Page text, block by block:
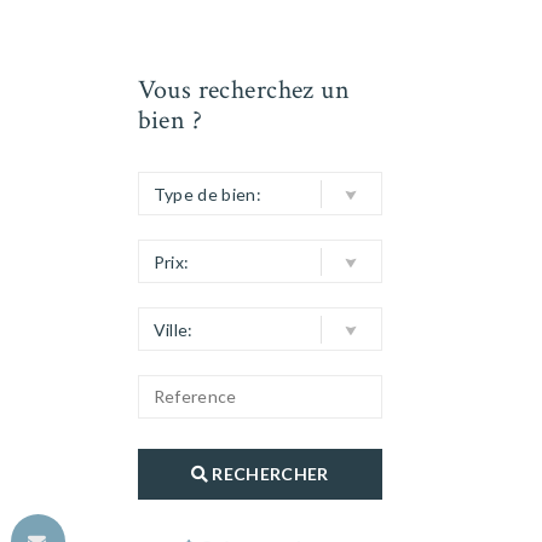
Vous recherchez un
bien ?
Type de bien:
Prix:
Ville:
RECHERCHER